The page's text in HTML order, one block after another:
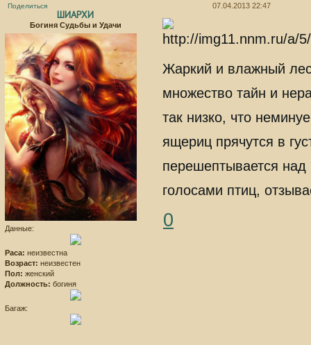
Поделиться 07.04.2013 22:47
ШИАРХИ
Богиня Судьбы и Удачи
Данные:
Раса: неизвестна
Возраст: неизвестен
Пол: женский
Должность: богиня
Багаж:
Жаркий и влажный
множество тайн и
так низко, что
ящериц прячутся в
перешептывается над
голосами птиц,
0